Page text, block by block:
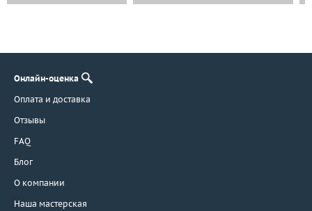
Онлайн-оценка
Оплата и доставка
Отзывы
FAQ
Блог
О компании
Наша мастерская